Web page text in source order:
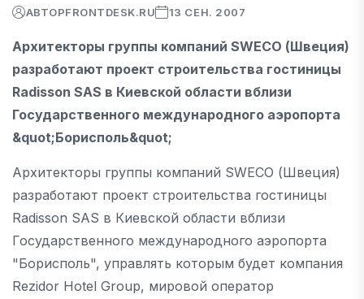
АВТОРFRONTDESK.RU 13 СЕН. 2007
Архитекторы группы компаний SWECO (Швеция)
разработают проект строительства гостиницы
Radisson SAS в Киевской области вблизи
Государственного международного аэропорта
&quot;Борисполь&quot;
Архитекторы группы компаний SWECO (Швеция)
разработают проект строительства гостиницы
Radisson SAS в Киевской области вблизи
Государственного международного аэропорта
"Борисполь", управлять которым будет компания
Rezidor Hotel Group, мировой оператор